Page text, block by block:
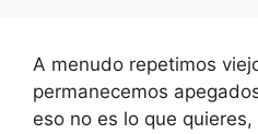
A menudo repetimos
permanecemos
eso no es lo que